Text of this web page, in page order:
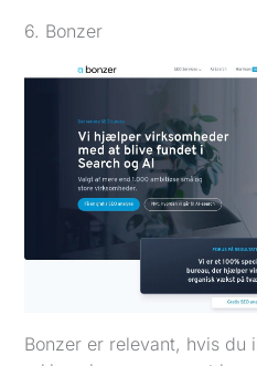
6. Bonzer
Bonzer er relevant, hvis du